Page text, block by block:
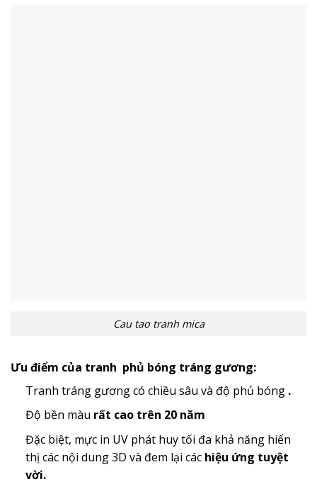
Cau tao tranh mica
Ưu điểm của tranh phủ bóng tráng gương:
Tranh tráng gương có chiều sâu và độ phủ bóng .
Độ bền màu rất cao trên 20 năm
Đặc biệt, mực in UV phát huy tối đa khả năng hiển
thị các nội dung 3D và đem lại các hiệu ứng tuyệt
vời.